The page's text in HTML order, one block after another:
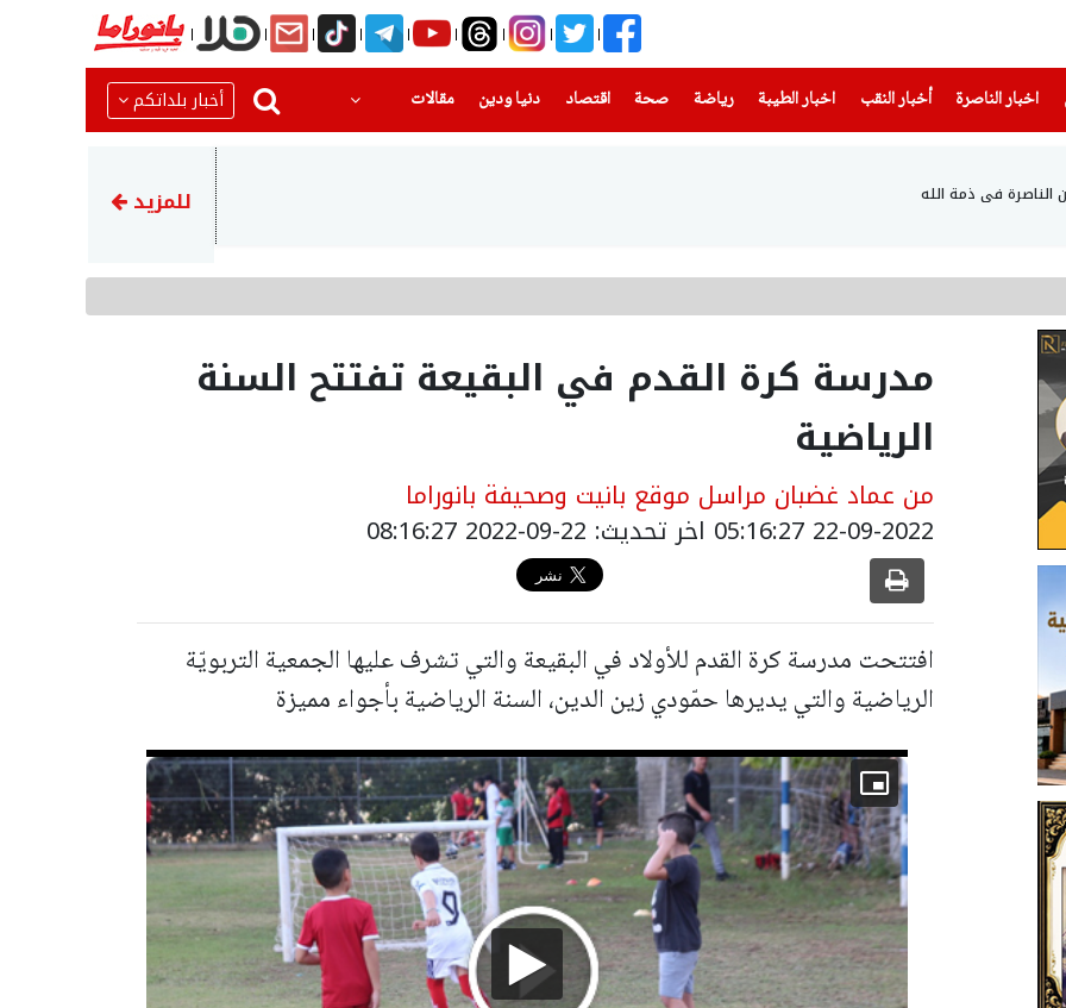
اخبار الناصرة
(current) أخبار النقب اخبار الطيبة(current) رياضة
(current) صحة(current) اقتصاد دنيا ودين
(current) مقالات أخبار بلداتكم
الناصرة في ذمة الله المحامي زكي كمال يكتب في
للمزيد
مدرسة كرة القدم في البقيعة تفتتح السنة
الرياضية
من عماد غضبان مراسل موقع بانيت وصحيفة بانوراما
22-09-2022 05:16:27 اخر تحديث: 22-09-2022 08:16:27
افتتحت مدرسة كرة القدم للأولاد في البقيعة والتي تشرف عليها الجمعية التربويّة
الرياضية والتي يديرها حمّودي زين الدين، السنة الرياضية بأجواء مميزة